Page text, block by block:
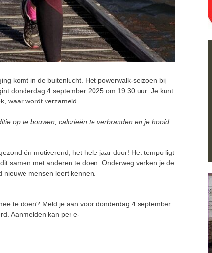
komt in de buitenlucht. Het powerwalk-seizoen bij
donderdag 4 september 2025 om 19.30 uur. Je kunt
waar wordt verzameld.
op te bouwen, calorieën te verbranden en je hoofd
én motiverend, het hele jaar door! Het tempo ligt
samen met anderen te doen. Onderweg verken je de
mensen leert kennen.
te doen? Meld je aan voor donderdag 4 september
Aanmelden kan per e-